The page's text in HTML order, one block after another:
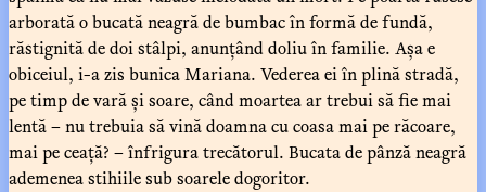
arborată o bucată neagră de bumbac în formă de fundă,
răstignită de doi stâlpi, anunțând doliu în familie. Așa e
obiceiul, i-a zis bunica Mariana. Vederea ei în plină stradă,
pe timp de vară și soare, când moartea ar trebui să fie mai
lentă – nu trebuia să vină doamna cu coasa mai pe răcoare,
mai pe ceață? – înfrigura trecătorul. Bucata de pânză neagră
ademenea stihiile sub soarele dogoritor.